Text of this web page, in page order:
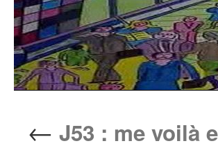
← J53 : me voilà